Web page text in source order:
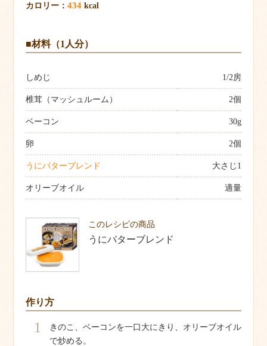
カロリー： 434kcal
■材料（1人分）
しめじ 1/2房
椎茸（マッシュルーム） 2個
ベーコン 30g
卵 2個
うにバターブレンド 大さじ1
オリーブオイル 適量
このレシピの商品
うにバターブレンド
作り方
1
きのこ、ベーコンを一口大にきり、オリーブオイル
で炒める。